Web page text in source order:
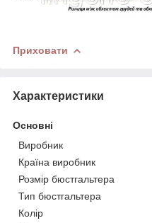
Приховати
Характеристики
Основні
Виробник
Країна виробник
Розмір бюстгальтера
Тип бюстгальтера
Колір